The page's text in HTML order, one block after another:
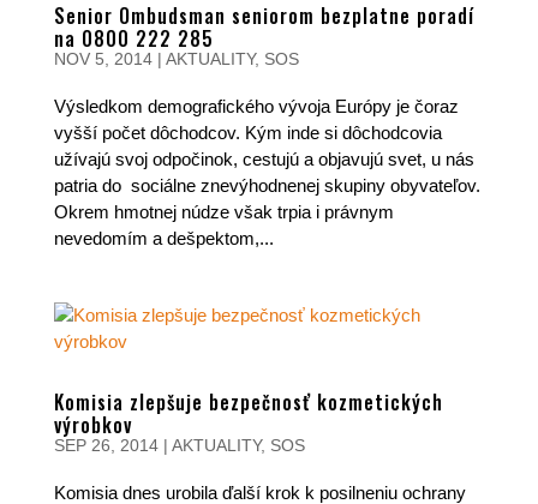
Senior Ombudsman seniorom bezplatne poradí
na 0800 222 285
NOV 5, 2014| AKTUALITY, SOS
Výsledkom demografického vývoja Európy je čoraz
vyšší počet dôchodcov. Kým inde si dôchodcovia
užívajú svoj odpočinok, cestujú a objavujú svet, u nás
patria do sociálne znevýhodnenej skupiny obyvateľov.
Okrem hmotnej núdze však trpia i právnym
nevedomím a dešpektom,...
Komisia zlepšuje bezpečnosť kozmetických
výrobkov
SEP 26, 2014| AKTUALITY, SOS
Komisia dnes urobila ďalší krok k posilneniu ochrany